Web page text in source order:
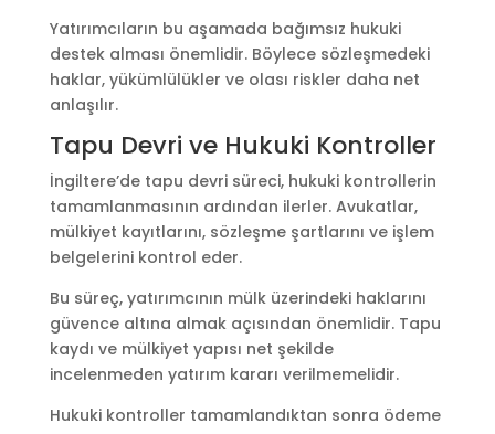
Yatırımcıların bu aşamada bağımsız hukuki
destek alması önemlidir. Böylece sözleşmedeki
haklar, yükümlülükler ve olası riskler daha net
anlaşılır.
Tapu Devri ve Hukuki Kontroller
İngiltere’de tapu devri süreci, hukuki kontrollerin
tamamlanmasının ardından ilerler. Avukatlar,
mülkiyet kayıtlarını, sözleşme şartlarını ve işlem
belgelerini kontrol eder.
Bu süreç, yatırımcının mülk üzerindeki haklarını
güvence altına almak açısından önemlidir. Tapu
kaydı ve mülkiyet yapısı net şekilde
incelenmeden yatırım kararı verilmemelidir.
Hukuki kontroller tamamlandıktan sonra ödeme